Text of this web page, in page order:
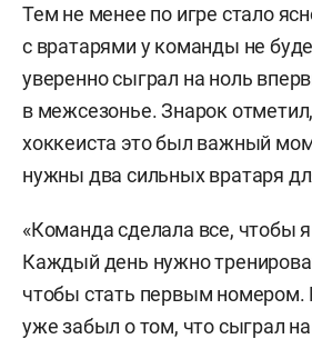
Тем не менее по игре стало
с вратарями у команды не
уверенно сыграл на ноль
в межсезонье. Знарок
хоккеиста это был важный
нужны два сильных вратаря
«Команда сделала все, чтобы
Каждый день нужно
чтобы стать первым номером.
уже забыл о том, что сыграл